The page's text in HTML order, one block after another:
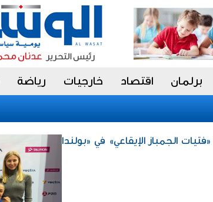
برلمان اقتصاد خارجيات رياضة
الجمباز الإيقاعي» في «بولندا